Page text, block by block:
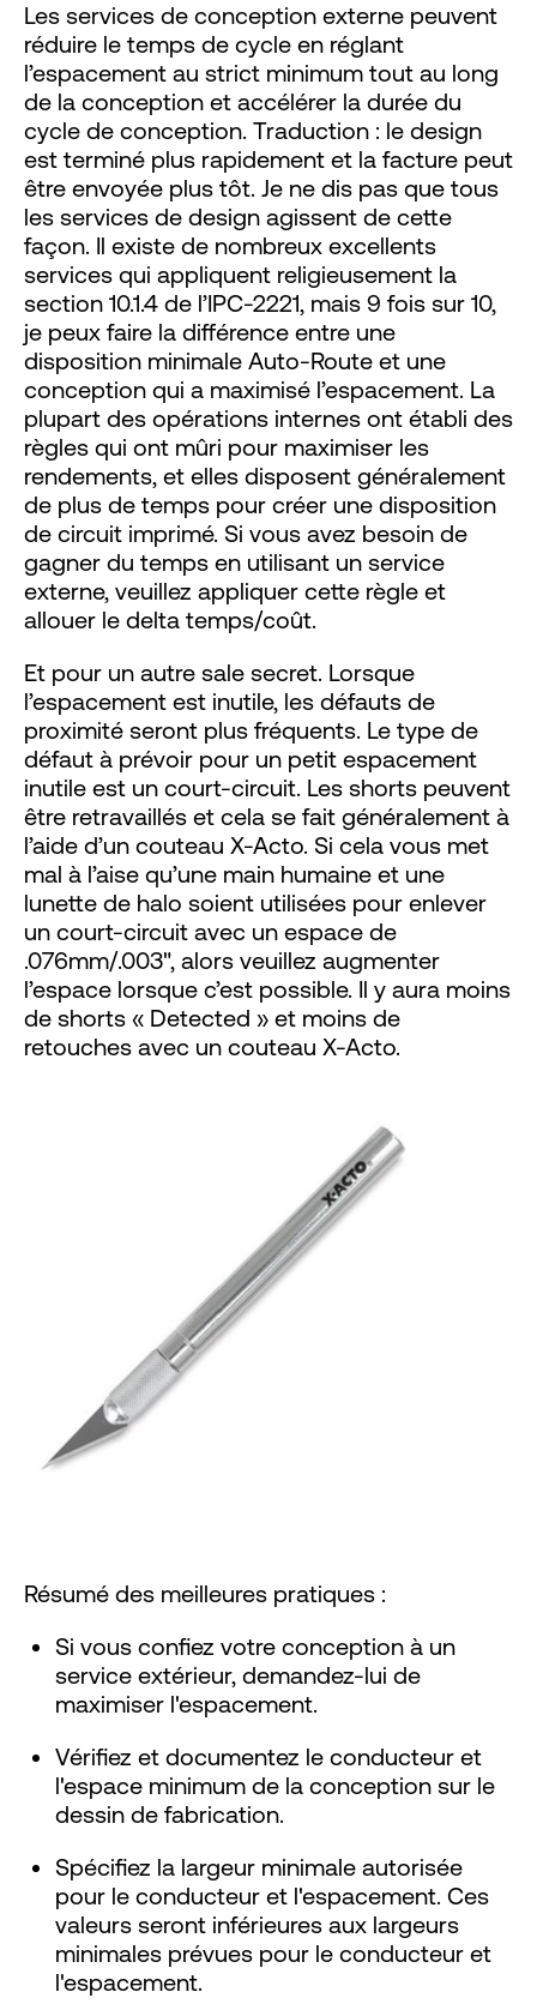
Les services de conception externe peuvent
réduire le temps de cycle en réglant
l’espacement au strict minimum tout au long
de la conception et accélérer la durée du
cycle de conception. Traduction : le design
est terminé plus rapidement et la facture peut
être envoyée plus tôt. Je ne dis pas que tous
les services de design agissent de cette
façon. Il existe de nombreux excellents
services qui appliquent religieusement la
section 10.1.4 de l’IPC-2221, mais 9 fois sur 10,
je peux faire la différence entre une
disposition minimale Auto-Route et une
conception qui a maximisé l’espacement. La
plupart des opérations internes ont établi des
règles qui ont mûri pour maximiser les
rendements, et elles disposent généralement
de plus de temps pour créer une disposition
de circuit imprimé. Si vous avez besoin de
gagner du temps en utilisant un service
externe, veuillez appliquer cette règle et
allouer le delta temps/coût.
Et pour un autre sale secret. Lorsque
l’espacement est inutile, les défauts de
proximité seront plus fréquents. Le type de
défaut à prévoir pour un petit espacement
inutile est un court-circuit. Les shorts peuvent
être retravaillés et cela se fait généralement à
l’aide d’un couteau X-Acto. Si cela vous met
mal à l’aise qu’une main humaine et une
lunette de halo soient utilisées pour enlever
un court-circuit avec un espace de
.076mm/.003", alors veuillez augmenter
l’espace lorsque c’est possible. Il y aura moins
de shorts « Detected » et moins de
retouches avec un couteau X-Acto.
Résumé des meilleures pratiques :
Si vous confiez votre conception à un
service extérieur, demandez-lui de
maximiser l'espacement.
Vérifiez et documentez le conducteur et
l'espace minimum de la conception sur le
dessin de fabrication.
Spécifiez la largeur minimale autorisée
pour le conducteur et l'espacement. Ces
valeurs seront inférieures aux largeurs
minimales prévues pour le conducteur et
l'espacement.